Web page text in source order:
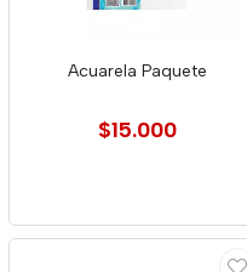
Acuarela Paquete
$15.000